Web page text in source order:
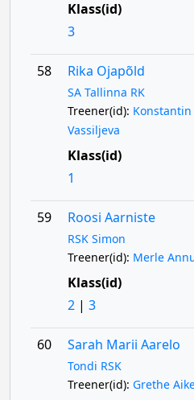
Klass(id)
3
58 Rika Ojapõld
SA Tallinna RK
Treener(id):
Vassiljeva
Klass(id)
1
59 Roosi Aarniste
RSK Simon
Treener(id): Merle
Klass(id)
2| 3
60 Sarah Marii Aarelo
Tondi RSK
Treener(id): Grethe